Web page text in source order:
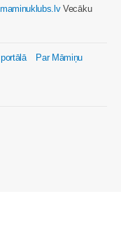
Vecāku
Par Māmiņu